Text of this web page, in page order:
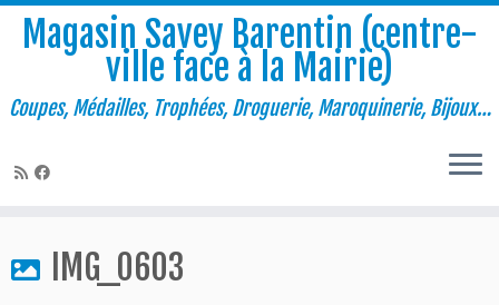
contenu
Magasin Savey Barentin (centre-
ville face à la Mairie)
Coupes, Médailles, Trophées, Droguerie, Maroquinerie, Bijoux…
IMG_0603